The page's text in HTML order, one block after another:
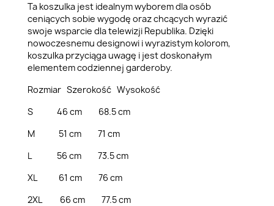
Ta koszulka jest idealnym wyborem dla osób
ceniących sobie wygodę oraz chcących wyrazić
swoje wsparcie dla telewizji Republika. Dzięki
nowoczesnemu designowi i wyrazistym kolorom,
koszulka przyciąga uwagę i jest doskonałym
elementem codziennej garderoby.
Rozmiar Szerokość Wysokość
S 46 cm 68.5 cm
M 51 cm 71 cm
L 56 cm 73.5 cm
XL 61 cm 76 cm
2XL 66 cm 77.5 cm